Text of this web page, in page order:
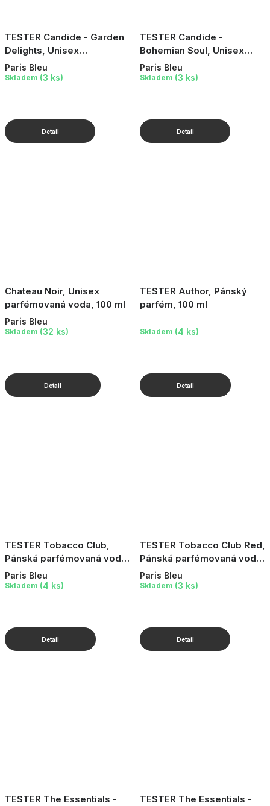
TESTER Candide - Garden
Delights, Unisex
parfémovaná voda, 100 ml
Paris Bleu
Skladem (3 ks)
TESTER Candide -
Bohemian Soul, Unisex
parfémovaná voda, 100 ml
Paris Bleu
Skladem (3 ks)
Chateau Noir, Unisex
parfémovaná voda, 100 ml
Paris Bleu
Skladem (32 ks)
TESTER Author, Pánský
parfém, 100 ml
Skladem (4 ks)
TESTER Tobacco Club,
Pánská parfémovaná voda,
100 ml
Paris Bleu
Skladem (4 ks)
TESTER Tobacco Club Red,
Pánská parfémovaná voda,
100 ml
Paris Bleu
Skladem (3 ks)
TESTER The Essentials - TESTER The Essentials -